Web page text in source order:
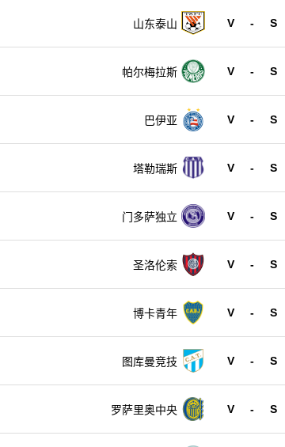
山东泰山 V - S
帕尔梅拉斯 V - S
巴伊亚 V - S
塔勒瑞斯 V - S
门多萨独立 V - S
圣洛伦索 V - S
博卡青年 V - S
图库曼竞技 V - S
罗萨里奥中央 V - S